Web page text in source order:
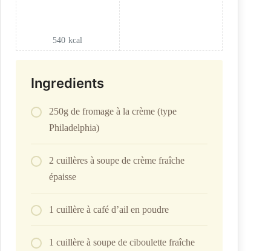
540 kcal
Ingredients
250g de fromage à la crème (type
Philadelphia)
2 cuillères à soupe de crème fraîche
épaisse
1 cuillère à café d’ail en poudre
1 cuillère à soupe de ciboulette fraîche